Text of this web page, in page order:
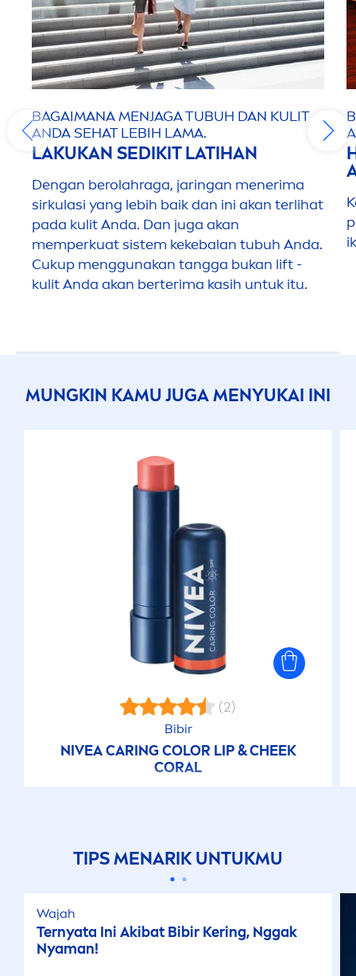
BAGAIMANAMENJAGA TUBUH DAN KULIT
ANDA SEHAT LEBIH LAMA.
LAKUKAN SEDIKIT LATIHAN
Dengan berolahraga, jaringan menerima
sirkulasi yang lebih baik dan ini akan terlihat
pada kulit Anda. Dan juga akan
memperkuat sistem kekebalan tubuh Anda.
Cukup menggunakan tangga bukan lift -
kulit Anda akan berterima kasih untuk itu.
MUNGKIN KAMU JUGAMENYUKAI INI
(2)
Bibir
NIVEACARINGCOLOR LIP& CHEEK
CORAL
TIPSMENARIK UNTUKMU
Wajah
Ternyata Ini Akibat Bibir Kering, Nggak
Nyaman!